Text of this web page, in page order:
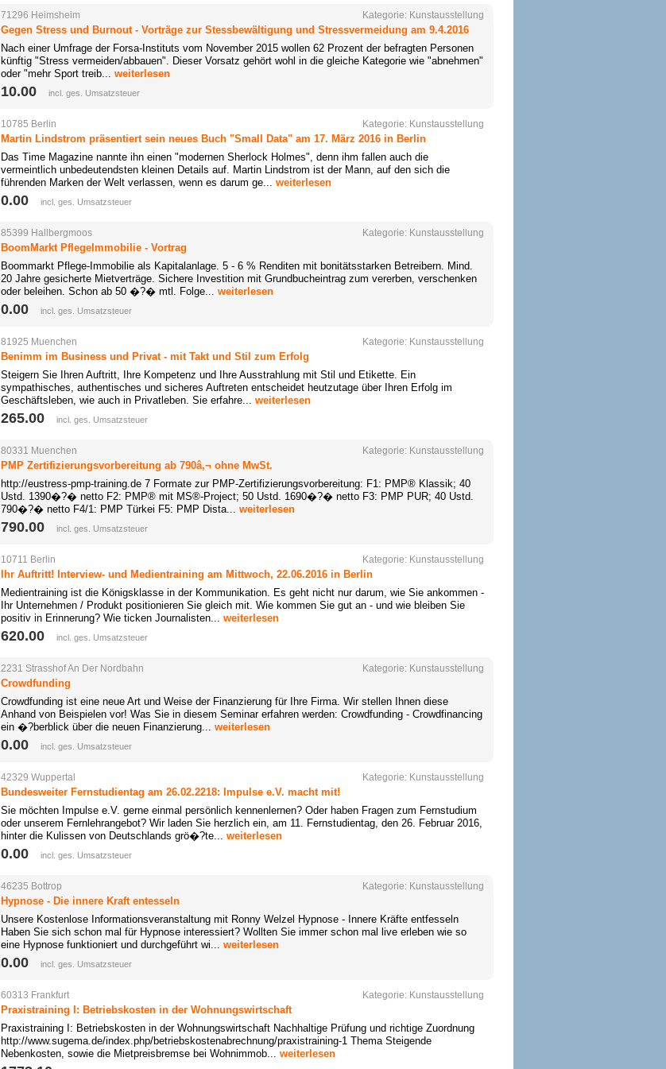
71296 Heimsheim Kategorie: Kunstausstellung
Gegen Stress und Burnout - Vorträge zur Stessbewältigung und Stressvermeidung am 9.4.2016
Nach einer Umfrage der Forsa-Instituts vom November 2015 wollen 62 Prozent der befragten Personen
künftig "Stress vermeiden/abbauen". Dieser Vorsatz gehört wohl in die gleiche Kategorie wie "abnehmen"
oder "mehr Sport treib... weiterlesen
10.00  incl. ges. Umsatzsteuer
10785 Berlin Kategorie: Kunstausstellung
Martin Lindstrom präsentiert sein neues Buch "Small Data" am 17. März 2016 in Berlin
Das Time Magazine nannte ihn einen "modernen Sherlock Holmes", denn ihm fallen auch die
vermeintlich unbedeutendsten kleinen Details auf. Martin Lindstrom ist der Mann, auf den sich die
führenden Marken der Welt verlassen, wenn es darum ge... weiterlesen
0.00  incl. ges. Umsatzsteuer
85399 Hallbergmoos Kategorie: Kunstausstellung
BoomMarkt PflegeImmobilie - Vortrag
Boommarkt Pflege-Immobilie als Kapitalanlage. 5 - 6 % Renditen mit bonitätsstarken Betreibern. Mind.
20 Jahre gesicherte Mietverträge. Sichere Investition mit Grundbucheintrag zum vererben, verschenken
oder beleihen. Schon ab 50 �?� mtl. Folge... weiterlesen
0.00  incl. ges. Umsatzsteuer
81925 Muenchen Kategorie: Kunstausstellung
Benimm im Business und Privat - mit Takt und Stil zum Erfolg
Steigern Sie Ihren Auftritt, Ihre Kompetenz und Ihre Ausstrahlung mit Stil und Etikette. Ein
sympathisches, authentisches und sicheres Auftreten entscheidet heutzutage über Ihren Erfolg im
Geschäftsleben, wie auch in Privatleben. Sie erfahre... weiterlesen
265.00  incl. ges. Umsatzsteuer
80331 Muenchen Kategorie: Kunstausstellung
PMP Zertifizierungsvorbereitung ab 790â‚¬ ohne MwSt.
http://eustress-pmp-training.de 7 Formate zur PMP-Zertifizierungsvorbereitung: F1: PMP® Klassik; 40
Ustd. 1390�?� netto F2: PMP® mit MS®-Project; 50 Ustd. 1690�?� netto F3: PMP PUR; 40 Ustd.
790�?� netto F4/1: PMP Türkei F5: PMP Dista... weiterlesen
790.00  incl. ges. Umsatzsteuer
10711 Berlin Kategorie: Kunstausstellung
Ihr Auftritt! Interview- und Medientraining am Mittwoch, 22.06.2016 in Berlin
Medientraining ist die Königsklasse in der Kommunikation. Es geht nicht nur darum, wie Sie ankommen -
Ihr Unternehmen / Produkt positionieren Sie gleich mit. Wie kommen Sie gut an - und wie bleiben Sie
positiv in Erinnerung? Wie ticken Journalisten... weiterlesen
620.00  incl. ges. Umsatzsteuer
2231 StrasshofAn Der Nordbahn Kategorie: Kunstausstellung
Crowdfunding
Crowdfunding ist eine neue Art und Weise der Finanzierung für Ihre Firma. Wir stellen Ihnen diese
Anhand von Beispielen vor! Was Sie in diesem Seminar erfahren werden: Crowdfunding - Crowdfinancing
ein �?berblick über die neuen Finanzierung... weiterlesen
0.00  incl. ges. Umsatzsteuer
42329 Wuppertal Kategorie: Kunstausstellung
Bundesweiter Fernstudientag am 26.02.2218: Impulse e.V. macht mit!
Sie möchten Impulse e.V. gerne einmal persönlich kennenlernen? Oder haben Fragen zum Fernstudium
oder unserem Fernlehrangebot? Wir laden Sie herzlich ein, am 11. Fernstudientag, den 26. Februar 2016,
hinter die Kulissen von Deutschlands grö�?te... weiterlesen
0.00  incl. ges. Umsatzsteuer
46235 Bottrop Kategorie: Kunstausstellung
Hypnose - Die innere Kraft entesseln
Unsere Kostenlose Informationsveranstaltung mit Ronny Welzel Hypnose - Innere Kräfte entfesseln
Haben Sie sich schon mal für Hypnose interessiert? Wollten Sie immer schon mal live erleben wie so
eine Hypnose funktioniert und durchgeführt wi... weiterlesen
0.00  incl. ges. Umsatzsteuer
60313 Frankfurt Kategorie: Kunstausstellung
Praxistraining I: Betriebskosten in der Wohnungswirtschaft
Praxistraining I: Betriebskosten in der Wohnungswirtschaft Nachhaltige Prüfung und richtige Zuordnung
http://www.sugema.de/index.php/betriebskostenabrechnung/praxistraining-1 Thema Steigende
Nebenkosten, sowie die Mietpreisbremse bei Wohnimmob... weiterlesen